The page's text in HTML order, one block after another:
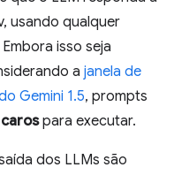
usando qualquer
isso seja
a janela de
Gemini 1.5, prompts
para executar.
dos LLMs são